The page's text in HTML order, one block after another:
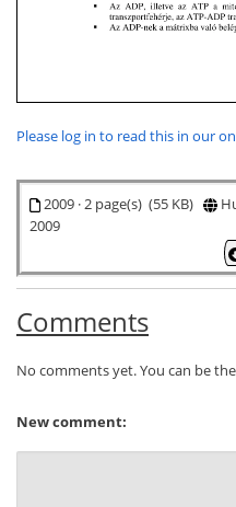
Please log in to read this in our
2009 · 2 page(s) (55 KB)
2009
Comments
No comments yet. You can be
New comment: